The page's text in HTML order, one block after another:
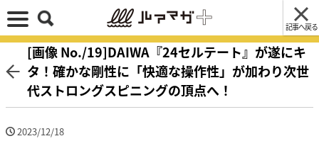
記事へ戻る
[画像 No./19]DAIWA『24セルテート』が遂にキ
タ！確かな剛性に「快適な操作性」が加わり次世
代ストロングスピニングの頂点へ！
2023/12/18